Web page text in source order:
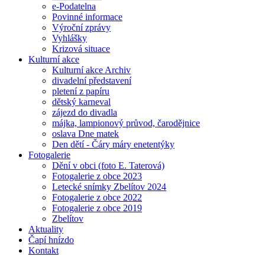
e-Podatelna
Povinné informace
Výroční zprávy
Vyhlášky
Krizová situace
Kulturní akce
Kulturní akce Archiv
divadelní představení
pletení z papíru
dětský karneval
zájezd do divadla
májka, lampionový průvod, čarodějnice
oslava Dne matek
Den dětí - Čáry máry enetentýky
Fotogalerie
Dění v obci (foto E. Taterová)
Fotogalerie z obce 2023
Letecké snímky Zbelítov 2024
Fotogalerie z obce 2022
Fotogalerie z obce 2019
Zbelítov
Aktuality
Čapí hnízdo
Kontakt